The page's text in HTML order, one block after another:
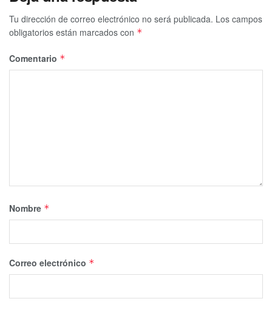
Tu dirección de correo electrónico no será publicada. Los campos
obligatorios están marcados con *
Comentario *
Nombre *
Correo electrónico *